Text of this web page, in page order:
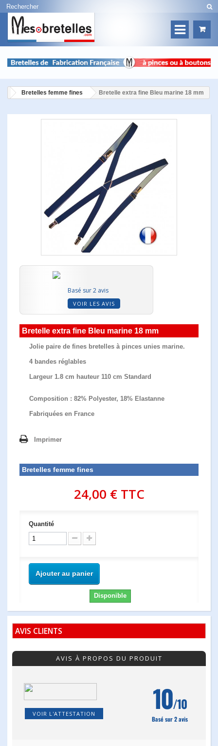
Bretelles femme fines Bretelle extra fine Bleu marine 18 mm
Basé sur 2 avis
VOIR LES AVIS
Bretelle extra fine Bleu marine 18 mm
Jolie paire de fines bretelles à pinces unies marine.
4 bandes réglables
Largeur 1.8 cm hauteur 110 cm Standard
Composition : 82% Polyester, 18% Elastanne
Fabriquées en France
Imprimer
Bretelles femme fines
24,00 €TTC
Quantité
Ajouter au panier
Disponible
AVIS CLIENTS
AVIS À PROPOS DU PRODUIT
VOIR L'ATTESTATION 10/10
Basé sur 2 avis